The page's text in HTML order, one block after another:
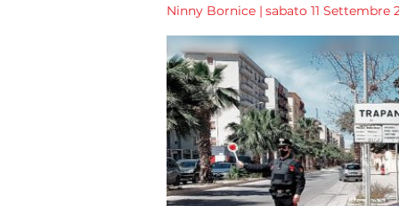
Ninny Bornice | sabato 11 Settembre